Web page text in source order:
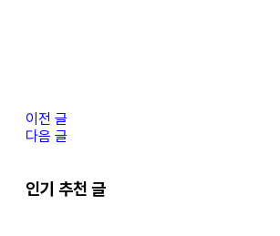
이전 글
다음 글
인기 추천 글